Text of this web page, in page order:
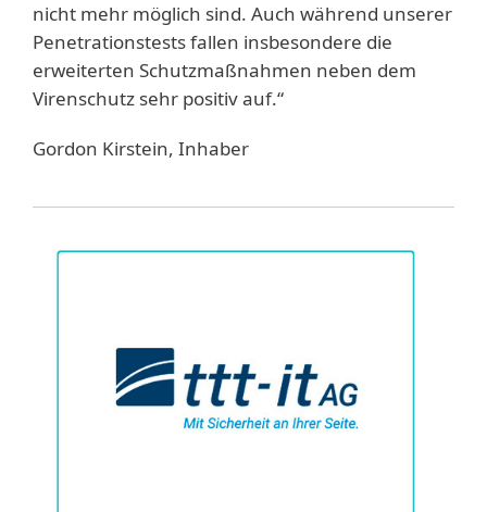
nicht mehr möglich sind. Auch während unserer
Penetrationstests fallen insbesondere die
erweiterten Schutzmaßnahmen neben dem
Virenschutz sehr positiv auf.“
Gordon Kirstein, Inhaber